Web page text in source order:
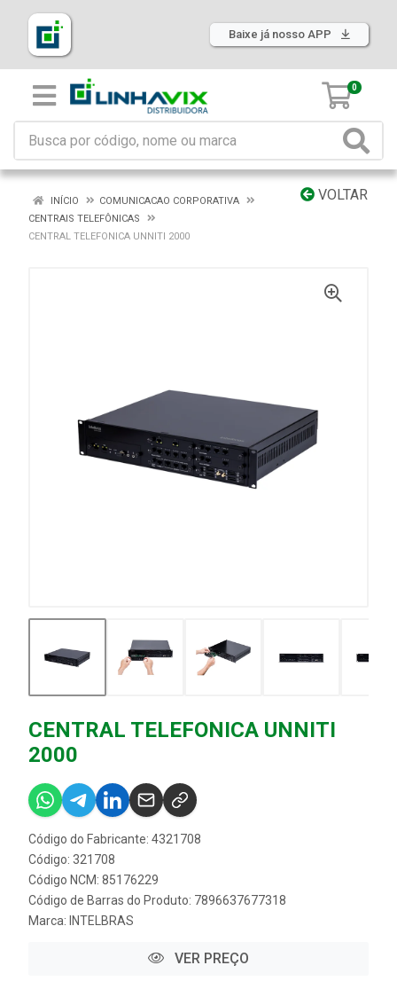
Baixe já nosso APP
0
VOLTAR
INÍCIO
COMUNICACAO CORPORATIVA
CENTRAIS TELEFÔNICAS
CENTRAL TELEFONICA UNNITI 2000
CENTRAL TELEFONICA UNNITI
2000
Código do Fabricante: 4321708
Código: 321708
Código NCM: 85176229
Código de Barras do Produto: 7896637677318
Marca: INTELBRAS
VER PREÇO